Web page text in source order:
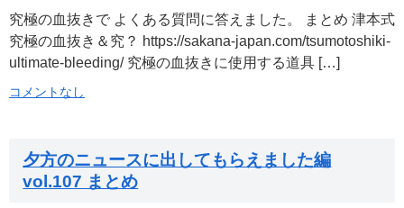
究極の血抜きで よくある質問に答えました。 まとめ 津本式
究極の血抜き＆究？ https://sakana-japan.com/tsumotoshiki-
ultimate-bleeding/ 究極の血抜きに使用する道具 […]
コメントなし
夕方のニュースに出してもらえました編
vol.107 まとめ